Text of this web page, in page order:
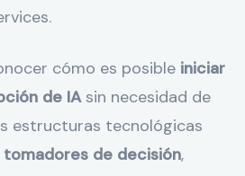
cómo es posible iniciar
de IAsin necesidad de
estructuras tecnológicas
tomadores de decisión,